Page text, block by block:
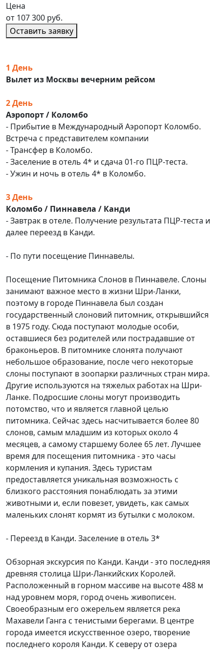
Цена
от 107 300 руб.
Оставить заявку
1 День
Вылет из Москвы вечерним рейсом
2 День
Аэропорт / Коломбо
- Прибытие в Международный Аэропорт Коломбо.
Встреча с представителем компании
- Трансфер в Коломбо.
- Заселение в отель 4* и сдача 01-го ПЦР-теста.
- Ужин и ночь в отель 4* в Коломбо.
3 День
Коломбо / Пиннавела / Канди
- Завтрак в отеле. Получение результата ПЦР-теста и
далее переезд в Канди.
- По пути посещение Пиннавелы.
Посещение Питомника Слонов в Пиннавеле. Слоны
занимают важное место в жизни Шри-Ланки,
поэтому в городе Пиннавела был создан
государственный слоновий питомник, открывшийся
в 1975 году. Сюда поступают молодые особи,
оставшиеся без родителей или пострадавшие от
браконьеров. В питомнике слонята получают
небольшое образование, после чего некоторые
слоны поступают в зоопарки различных стран мира.
Другие используются на тяжелых работах на Шри-
Ланке. Подросшие слоны могут производить
потомство, что и является главной целью
питомника. Сейчас здесь насчитывается более 80
слонов, самым младшим из которых около 4
месяцев, а самому старшему более 65 лет. Лучшее
время для посещения питомника - это часы
кормления и купания. Здесь туристам
предоставляется уникальная возможность с
близкого расстояния понаблюдать за этими
животными и, если повезет, увидеть, как самых
маленьких слонят кормят из бутылки с молоком.
- Переезд в Канди. Заселение в отель 3*
Обзорная экскурсия по Канди. Канди - это последняя
древняя столица Шри-Ланкийских Королей.
Расположенный в горном массиве на высоте 488 м
над уровнем моря, город очень живописен.
Своеобразным его ожерельем является река
Махавели Ганга с тенистыми берегами. В центре
города имеется искусственное озеро, творение
последнего короля Канди. К северу от озера